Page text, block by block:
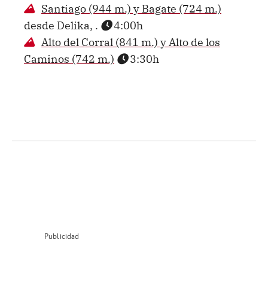
Santiago (944 m.) y Bagate (724 m.)
desde Delika, .
4:00h
Alto del Corral (841 m.) y Alto de los
Caminos (742 m.)
3:30h
Publicidad